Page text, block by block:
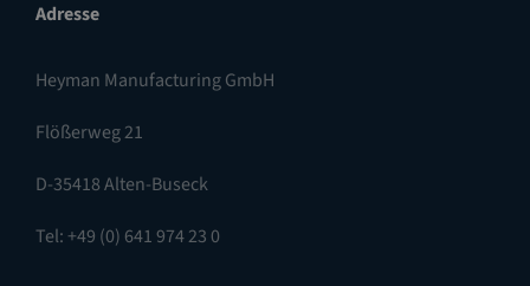
Adresse
Heyman Manufacturing GmbH
Flößerweg 21
D-35418 Alten-Buseck
Tel: +49 (0) 641 974 23 0